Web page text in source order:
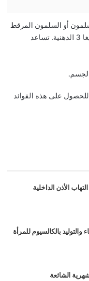
أو السلمون المرقط
أو الماكريل، على البروتين وأحماض الأوميغا 3 الدهنية. تساعد
الجسم.
على هذه الفوائد
الأذن الداخلية
والتوليد بالكالسيوم للمرأة
الشائعة